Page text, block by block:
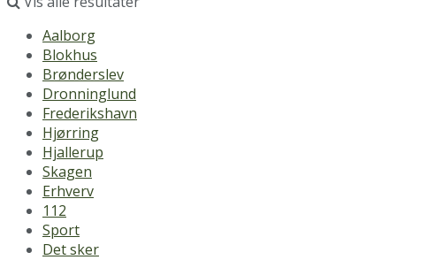
Aalborg
Blokhus
Brønderslev
Dronninglund
Frederikshavn
Hjørring
Hjallerup
Skagen
Erhverv
112
Sport
Det sker